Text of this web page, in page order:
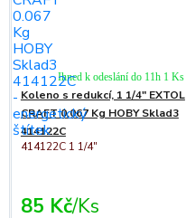
Koleno s redukcí, 1 1/4" EXTOL
CRAFT 0.067 Kg HOBY Sklad3
414122C
414122C 1 1/4"
85 Kč/Ks
Ihned k odeslání do 11h 1 Ks